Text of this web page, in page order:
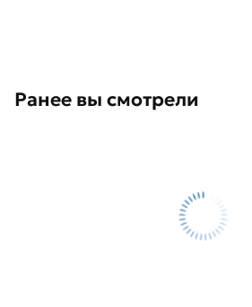
Ранее вы смотрели